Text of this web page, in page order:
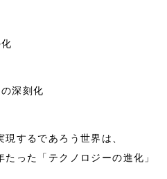
深刻化
するであろう世界は、
った「テクノロジーの進化」